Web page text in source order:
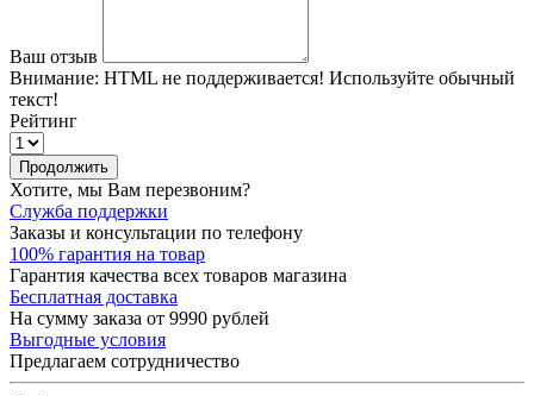
Ваш отзыв
Внимание: HTML не поддерживается! Используйте обычный
текст!
Рейтинг
Продолжить
Хотите, мы Вам перезвоним?
Служба поддержки
Заказы и консультации по телефону
100% гарантия на товар
Гарантия качества всех товаров магазина
Бесплатная доставка
На сумму заказа от 9990 рублей
Выгодные условия
Предлагаем сотрудничество